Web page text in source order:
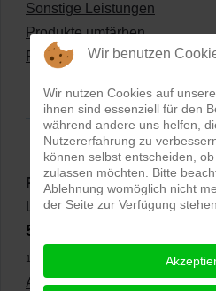
Sonstige Leistungen
Produkte umfärben
Preisliste für digitale
PRO-ducto GmbH
,
Lichtenau
5,0
11.01.2026)
Alle Rezensionen ansehen|
Wir benutzen
Wir nutzen Cookies auf
ihnen sind essenziell für den
während andere uns helfen,
Nutzererfahrung zu
können selbst entscheiden,
zulassen möchten. Bitte
Ablehnung womöglich nicht
der Seite zur Verfügung stehen.